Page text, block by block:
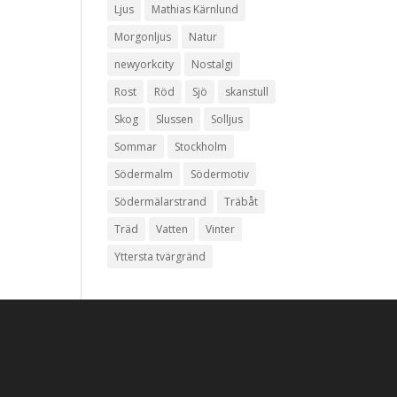
Ljus
Mathias Kärnlund
Morgonljus
Natur
newyorkcity
Nostalgi
Rost
Röd Sjö
skanstull
Skog
Slussen
Solljus
Sommar
Stockholm
Södermalm
Södermotiv
Södermälarstrand
Träbåt
Träd
Vatten
Vinter
Yttersta tvärgränd